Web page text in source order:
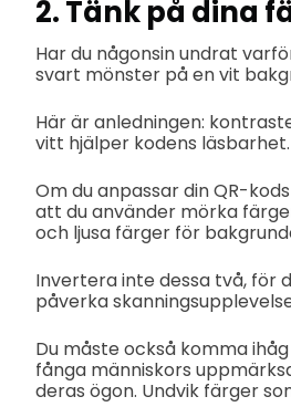
2. Tänk på dina
Har du någonsin undrat
svart mönster på en vit
Här är anledningen:
vitt hjälper kodens läsbarhet.
Om du anpassar din QR-
att du använder mörka
och ljusa färger för
Invertera inte dessa två, för
påverka
Du måste också komma
fånga människors
deras ögon. Undvik färger